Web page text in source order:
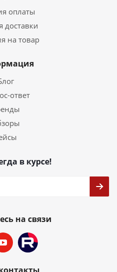
оплаты
доставки
на товар
ответ
в курсе!
на связи